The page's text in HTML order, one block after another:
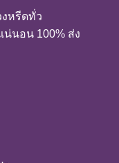
งหรีดทั่ว
น่นอน 100% ส่ง